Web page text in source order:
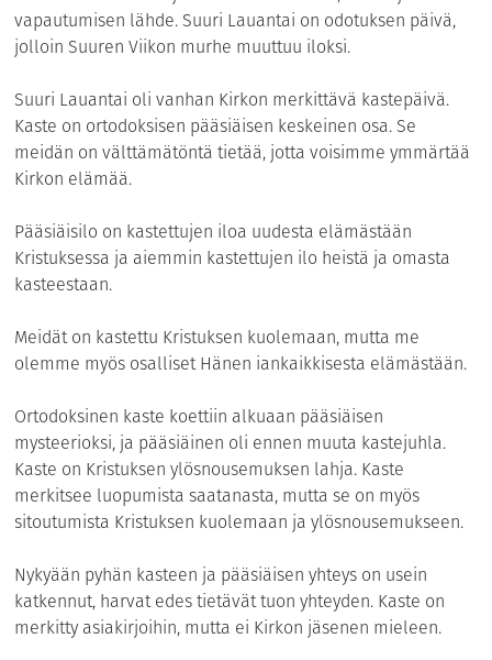
vapautumisen lähde. Suuri Lauantai on odotuksen päivä,
jolloin Suuren Viikon murhe muuttuu iloksi.
Suuri Lauantai oli vanhan Kirkon merkittävä kastepäivä.
Kaste on ortodoksisen pääsiäisen keskeinen osa. Se
meidän on välttämätöntä tietää, jotta voisimme ymmärtää
Kirkon elämää.
Pääsiäisilo on kastettujen iloa uudesta elämästään
Kristuksessa ja aiemmin kastettujen ilo heistä ja omasta
kasteestaan.
Meidät on kastettu Kristuksen kuolemaan, mutta me
olemme myös osalliset Hänen iankaikkisesta elämästään.
Ortodoksinen kaste koettiin alkuaan pääsiäisen
mysteerioksi, ja pääsiäinen oli ennen muuta kastejuhla.
Kaste on Kristuksen ylösnousemuksen lahja. Kaste
merkitsee luopumista saatanasta, mutta se on myös
sitoutumista Kristuksen kuolemaan ja ylösnousemukseen.
Nykyään pyhän kasteen ja pääsiäisen yhteys on usein
katkennut, harvat edes tietävät tuon yhteyden. Kaste on
merkitty asiakirjoihin, mutta ei Kirkon jäsenen mieleen.